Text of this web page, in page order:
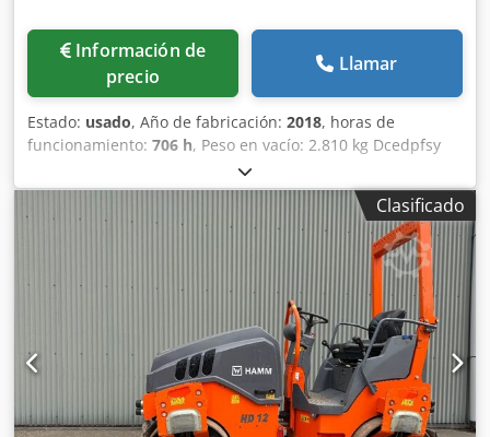
Información de
precio
Llamar
Estado: usado, Año de fabricación: 2018, horas de
funcionamiento: 706 h, Peso en vacío: 2.810 kg Dcedpfsy
Sfdfsx Anusk Marca del motor: Kubota Póngase en
contacto con Kristoff Van Havere para más información.
Clasificado